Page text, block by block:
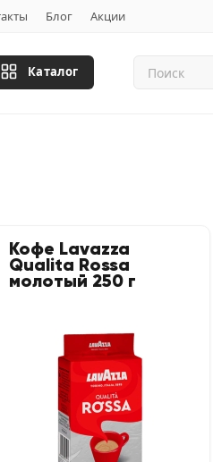
Блог Акции
Каталог
Кофе Lavazza
Qualita Rossa
молотый 250 г